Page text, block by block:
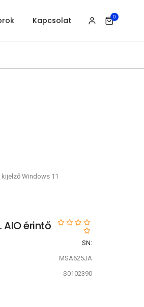
Kapcsolat 0
kijelző Windows 11
AIO érintő
SN:
MSA625JA
S0102390